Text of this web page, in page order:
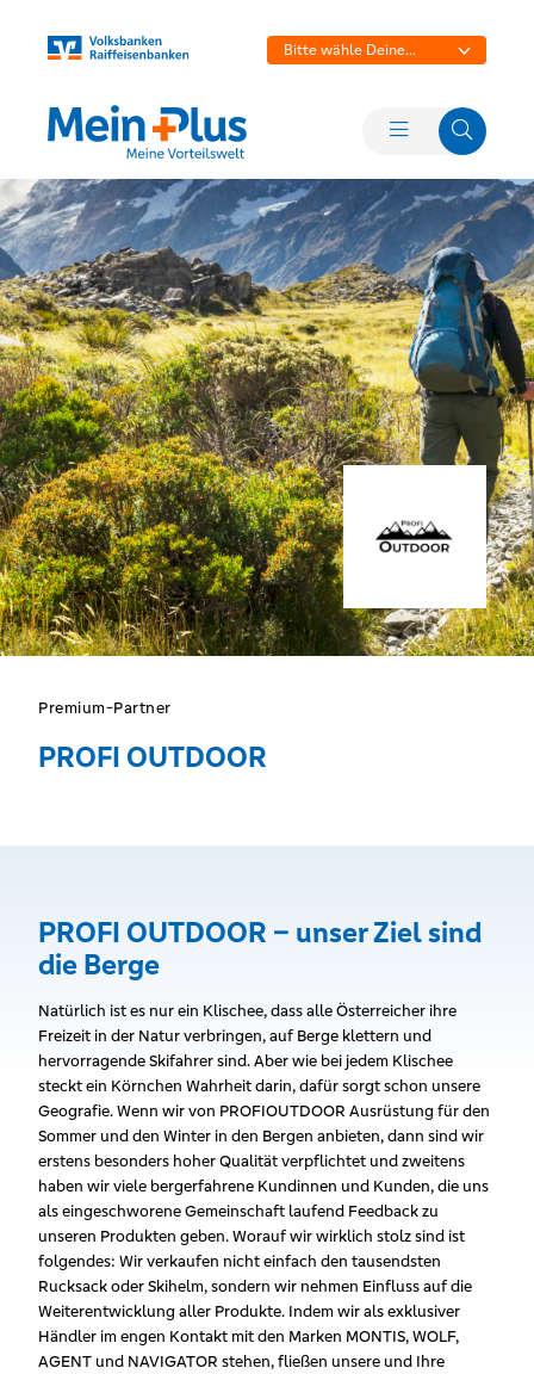
Bitte wähle Deine
Premium-Partner
PROFI OUTDOOR
PROFI OUTDOOR – unser Ziel sind
die Berge
Natürlich ist es nur ein Klischee, dass alle Österreicher ihre
Freizeit in der Natur verbringen, auf Berge klettern und
hervorragende Skifahrer sind. Aber wie bei jedem Klischee
steckt ein Körnchen Wahrheit darin, dafür sorgt schon unsere
Geografie. Wenn wir von PROFIOUTDOOR Ausrüstung für den
Sommer und den Winter in den Bergen anbieten, dann sind wir
erstens besonders hoher Qualität verpflichtet und zweitens
haben wir viele bergerfahrene Kundinnen und Kunden, die uns
als eingeschworene Gemeinschaft laufend Feedback zu
unseren Produkten geben. Worauf wir wirklich stolz sind ist
folgendes: Wir verkaufen nicht einfach den tausendsten
Rucksack oder Skihelm, sondern wir nehmen Einfluss auf die
Weiterentwicklung aller Produkte. Indem wir als exklusiver
Händler im engen Kontakt mit den Marken MONTIS, WOLF,
AGENT und NAVIGATOR stehen, fließen unsere und Ihre